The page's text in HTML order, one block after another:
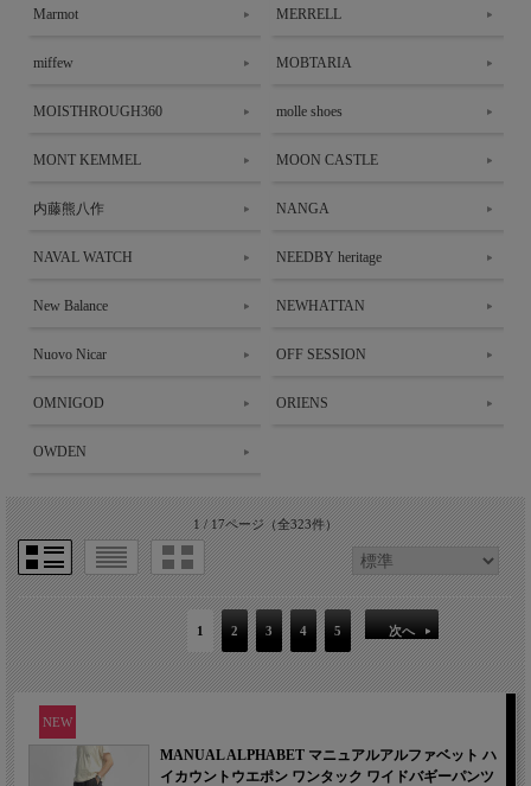
Marmot
miffew
MOISTHROUGH360
MONT KEMMEL
内藤熊八作
NAVAL WATCH
New Balance
Nuovo Nicar
OMNIGOD
OWDEN
MERRELL
MOBTARIA
molle shoes
MOON CASTLE
NANGA
NEEDBY heritage
NEWHATTAN
OFF SESSION
ORIENS
1 / 17ページ（全323件）
1 2 3 4 5 次へ
NEW
MANUAL ALPHABET マニュアルアルファベット ハ
イカウントウエポン ワンタック ワイドバギーパンツ